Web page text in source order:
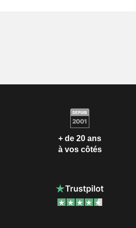
+ de 20 ans
à vos côtés